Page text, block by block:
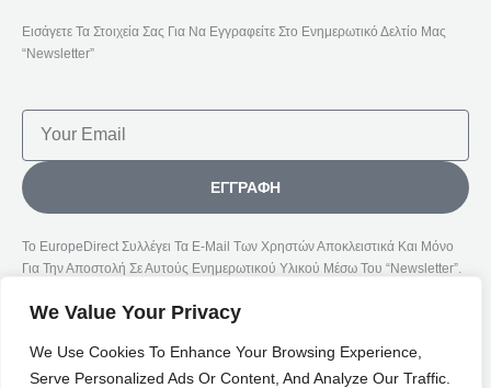
We Value Your Privacy
We Use Cookies To Enhance Your Browsing Experience,
Serve Personalized Ads Or Content, And Analyze Our Traffic.
Εισάγετε Τα Στοιχεία Σας Για Να Εγγραφείτε Στο Ενημερωτικό Δελτίο Μας
“Newsletter”
ΕΓΓΡΑΦΉ
Το EuropeDirect Συλλέγει Τα E-Mail Των Χρηστών Αποκλειστικά Και Μόνο
Για Την Αποστολή Σε Αυτούς Ενημερωτικού Υλικού Μέσω Του “Newsletter”.